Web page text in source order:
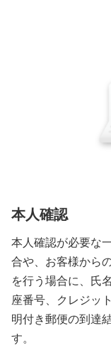
本人確認
本人確認が必要な
合や、お客様から
を行う場合に、氏
座番号、クレジッ
明付き郵便の到達
す。